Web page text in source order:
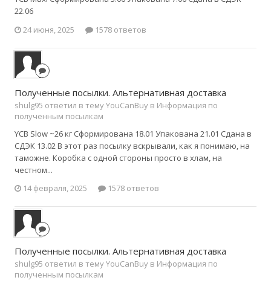
22.06
24 июня, 2025
1578 ответов
Полученные посылки. Альтернативная доставка
shulg95 ответил в тему YouCanBuy в Информация по
полученным посылкам
YCB Slow ~26 кг Сформирована 18.01 Упакована 21.01 Сдана в
СДЭК 13.02 В этот раз посылку вскрывали, как я понимаю, на
таможне. Коробка с одной стороны просто в хлам, на
честном...
14 февраля, 2025
1578 ответов
Полученные посылки. Альтернативная доставка
shulg95 ответил в тему YouCanBuy в Информация по
полученным посылкам